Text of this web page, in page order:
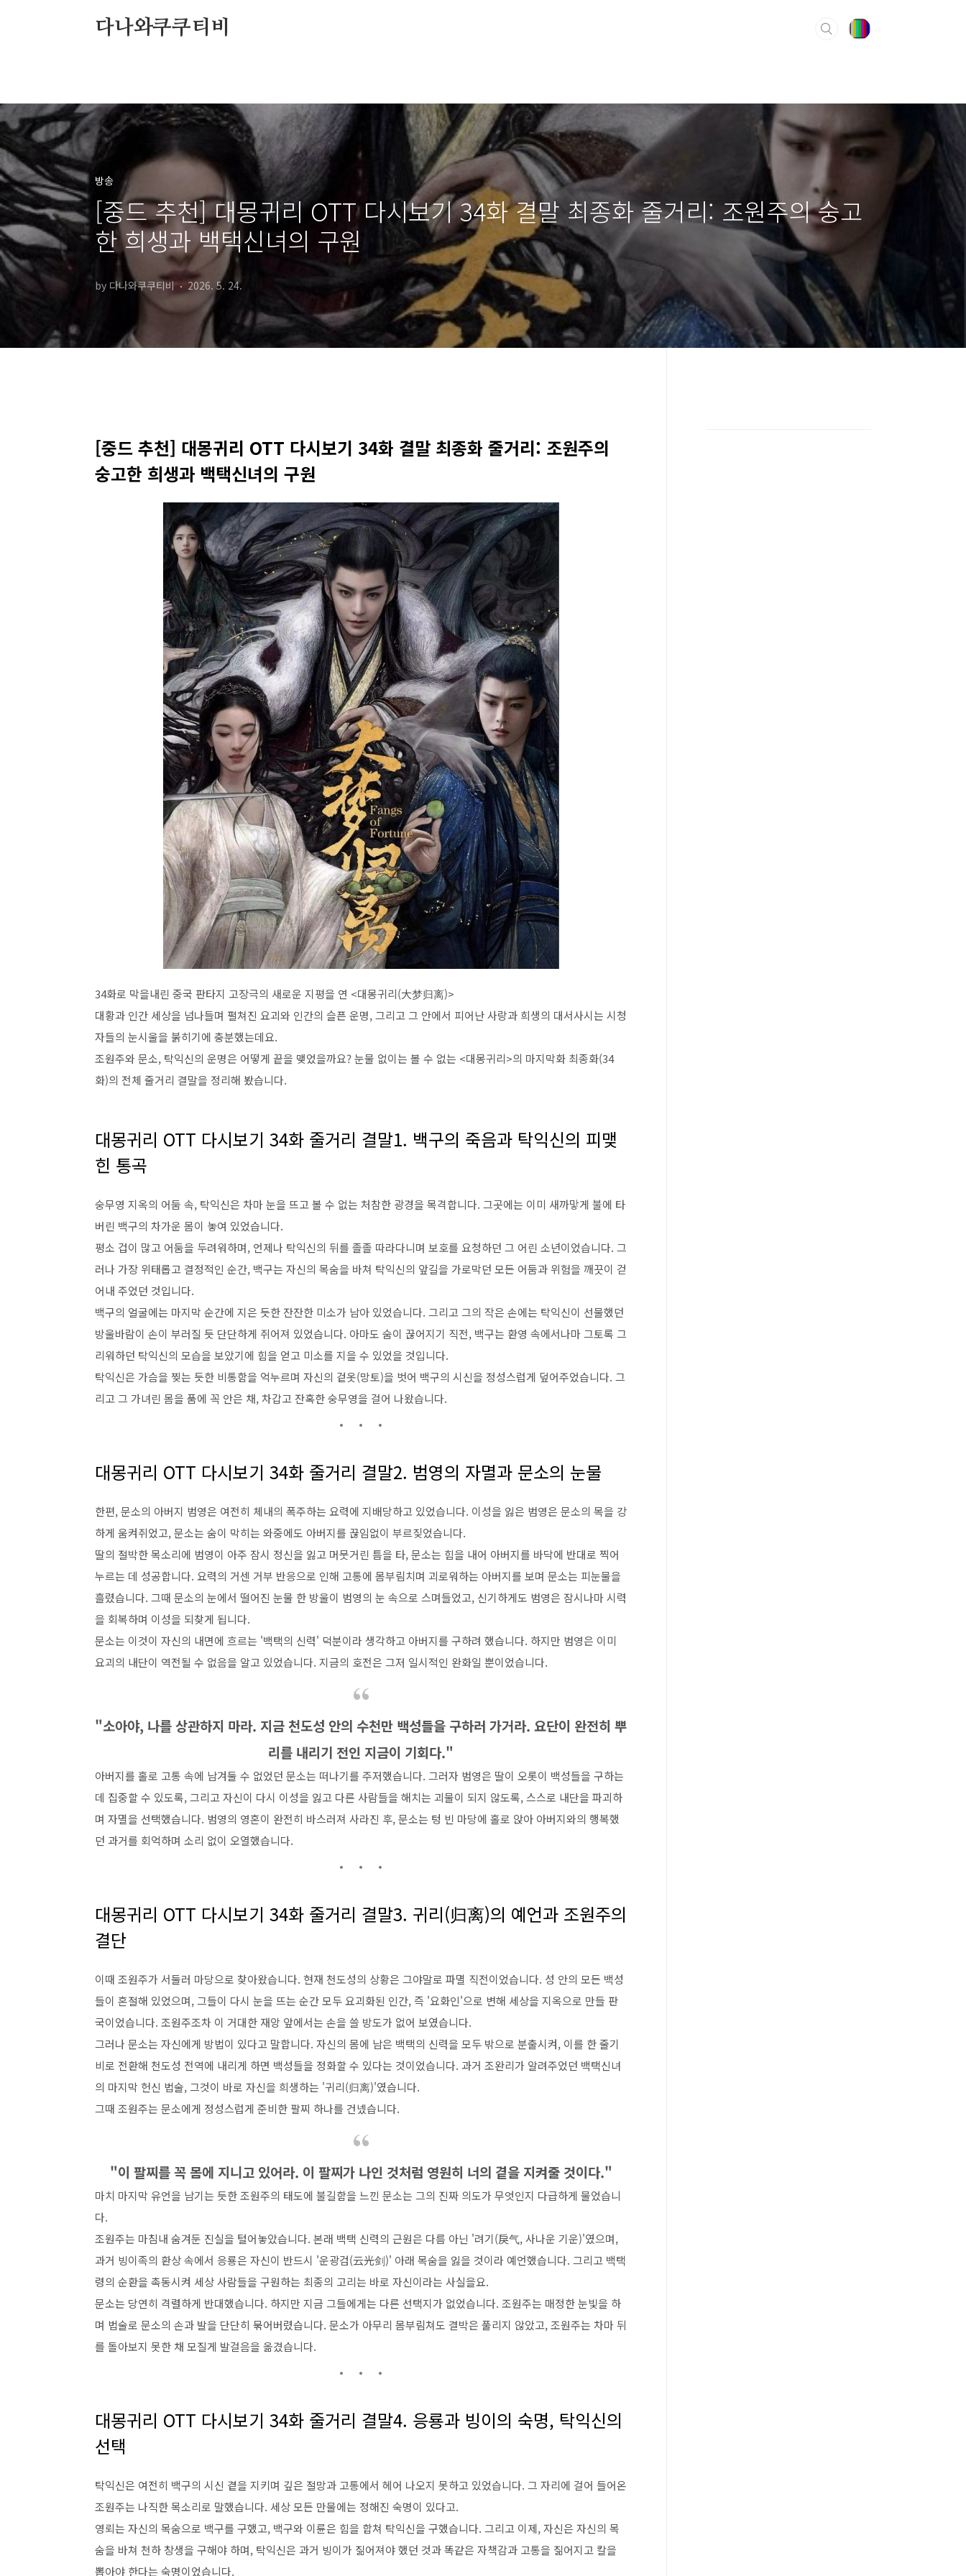
다나와쿠쿠티비
방송
[중드 추천] 대몽귀리 OTT 다시보기 34화 결말 최종화 줄거리: 조원주의 숭고
한 희생과 백택신녀의 구원
by 다나와쿠쿠티비 2026. 5. 24.
[중드 추천] 대몽귀리 OTT 다시보기 34화 결말 최종화 줄거리: 조원주의
숭고한 희생과 백택신녀의 구원
34화로 막을내린 중국 판타지 고장극의 새로운 지평을 연 <대몽귀리(大梦归离)>
대황과 인간 세상을 넘나들며 펼쳐진 요괴와 인간의 슬픈 운명, 그리고 그 안에서 피어난 사랑과 희생의 대서사시는 시청
자들의 눈시울을 붉히기에 충분했는데요.
조원주와 문소, 탁익신의 운명은 어떻게 끝을 맺었을까요? 눈물 없이는 볼 수 없는 <대몽귀리>의 마지막화 최종화(34
화)의 전체 줄거리 결말을 정리해 봤습니다.
대몽귀리 OTT 다시보기 34화 줄거리 결말1. 백구의 죽음과 탁익신의 피맺
힌 통곡
숭무영 지옥의 어둠 속, 탁익신은 차마 눈을 뜨고 볼 수 없는 처참한 광경을 목격합니다. 그곳에는 이미 새까맣게 불에 타
버린 백구의 차가운 몸이 놓여 있었습니다.
평소 겁이 많고 어둠을 두려워하며, 언제나 탁익신의 뒤를 졸졸 따라다니며 보호를 요청하던 그 어린 소년이었습니다. 그
러나 가장 위태롭고 결정적인 순간, 백구는 자신의 목숨을 바쳐 탁익신의 앞길을 가로막던 모든 어둠과 위험을 깨끗이 걷
어내 주었던 것입니다.
백구의 얼굴에는 마지막 순간에 지은 듯한 잔잔한 미소가 남아 있었습니다. 그리고 그의 작은 손에는 탁익신이 선물했던
방울바람이 손이 부러질 듯 단단하게 쥐어져 있었습니다. 아마도 숨이 끊어지기 직전, 백구는 환영 속에서나마 그토록 그
리워하던 탁익신의 모습을 보았기에 힘을 얻고 미소를 지을 수 있었을 것입니다.
탁익신은 가슴을 찢는 듯한 비통함을 억누르며 자신의 겉옷(망토)을 벗어 백구의 시신을 정성스럽게 덮어주었습니다. 그
리고 그 가녀린 몸을 품에 꼭 안은 채, 차갑고 잔혹한 숭무영을 걸어 나왔습니다.
대몽귀리 OTT 다시보기 34화 줄거리 결말2. 범영의 자멸과 문소의 눈물
한편, 문소의 아버지 범영은 여전히 체내의 폭주하는 요력에 지배당하고 있었습니다. 이성을 잃은 범영은 문소의 목을 강
하게 움켜쥐었고, 문소는 숨이 막히는 와중에도 아버지를 끊임없이 부르짖었습니다.
딸의 절박한 목소리에 범영이 아주 잠시 정신을 잃고 머뭇거린 틈을 타, 문소는 힘을 내어 아버지를 바닥에 반대로 찍어
누르는 데 성공합니다. 요력의 거센 거부 반응으로 인해 고통에 몸부림치며 괴로워하는 아버지를 보며 문소는 피눈물을
흘렸습니다. 그때 문소의 눈에서 떨어진 눈물 한 방울이 범영의 눈 속으로 스며들었고, 신기하게도 범영은 잠시나마 시력
을 회복하며 이성을 되찾게 됩니다.
문소는 이것이 자신의 내면에 흐르는 '백택의 신력' 덕분이라 생각하고 아버지를 구하려 했습니다. 하지만 범영은 이미
요괴의 내단이 역전될 수 없음을 알고 있었습니다. 지금의 호전은 그저 일시적인 완화일 뿐이었습니다.
"소아야, 나를 상관하지 마라. 지금 천도성 안의 수천만 백성들을 구하러 가거라. 요단이 완전히 뿌
리를 내리기 전인 지금이 기회다."
아버지를 홀로 고통 속에 남겨둘 수 없었던 문소는 떠나기를 주저했습니다. 그러자 범영은 딸이 오롯이 백성들을 구하는
데 집중할 수 있도록, 그리고 자신이 다시 이성을 잃고 다른 사람들을 해치는 괴물이 되지 않도록, 스스로 내단을 파괴하
며 자멸을 선택했습니다. 범영의 영혼이 완전히 바스러져 사라진 후, 문소는 텅 빈 마당에 홀로 앉아 아버지와의 행복했
던 과거를 회억하며 소리 없이 오열했습니다.
대몽귀리 OTT 다시보기 34화 줄거리 결말3. 귀리(归离)의 예언과 조원주의
결단
이때 조원주가 서둘러 마당으로 찾아왔습니다. 현재 천도성의 상황은 그야말로 파멸 직전이었습니다. 성 안의 모든 백성
들이 혼절해 있었으며, 그들이 다시 눈을 뜨는 순간 모두 요괴화된 인간, 즉 '요화인'으로 변해 세상을 지옥으로 만들 판
국이었습니다. 조원주조차 이 거대한 재앙 앞에서는 손을 쓸 방도가 없어 보였습니다.
그러나 문소는 자신에게 방법이 있다고 말합니다. 자신의 몸에 남은 백택의 신력을 모두 밖으로 분출시켜, 이를 한 줄기
비로 전환해 천도성 전역에 내리게 하면 백성들을 정화할 수 있다는 것이었습니다. 과거 조완리가 알려주었던 백택신녀
의 마지막 헌신 법술, 그것이 바로 자신을 희생하는 '귀리(归离)'였습니다.
그때 조원주는 문소에게 정성스럽게 준비한 팔찌 하나를 건넸습니다.
"이 팔찌를 꼭 몸에 지니고 있어라. 이 팔찌가 나인 것처럼 영원히 너의 곁을 지켜줄 것이다."
마치 마지막 유언을 남기는 듯한 조원주의 태도에 불길함을 느낀 문소는 그의 진짜 의도가 무엇인지 다급하게 물었습니
다.
조원주는 마침내 숨겨둔 진실을 털어놓았습니다. 본래 백택 신력의 근원은 다름 아닌 '려기(戾气, 사나운 기운)'였으며,
과거 빙이족의 환상 속에서 응룡은 자신이 반드시 '운광검(云光剑)' 아래 목숨을 잃을 것이라 예언했습니다. 그리고 백택
령의 순환을 촉동시켜 세상 사람들을 구원하는 최종의 고리는 바로 자신이라는 사실을요.
문소는 당연히 격렬하게 반대했습니다. 하지만 지금 그들에게는 다른 선택지가 없었습니다. 조원주는 매정한 눈빛을 하
며 법술로 문소의 손과 발을 단단히 묶어버렸습니다. 문소가 아무리 몸부림쳐도 결박은 풀리지 않았고, 조원주는 차마 뒤
를 돌아보지 못한 채 모질게 발걸음을 옮겼습니다.
대몽귀리 OTT 다시보기 34화 줄거리 결말4. 응룡과 빙이의 숙명, 탁익신의
선택
탁익신은 여전히 백구의 시신 곁을 지키며 깊은 절망과 고통에서 헤어 나오지 못하고 있었습니다. 그 자리에 걸어 들어온
조원주는 나직한 목소리로 말했습니다. 세상 모든 만물에는 정해진 숙명이 있다고.
영뢰는 자신의 목숨으로 백구를 구했고, 백구와 이륜은 힘을 합쳐 탁익신을 구했습니다. 그리고 이제, 자신은 자신의 목
숨을 바쳐 천하 창생을 구해야 하며, 탁익신은 과거 빙이가 짊어져야 했던 것과 똑같은 자책감과 고통을 짊어지고 칼을
뽑아야 한다는 숙명이었습니다.